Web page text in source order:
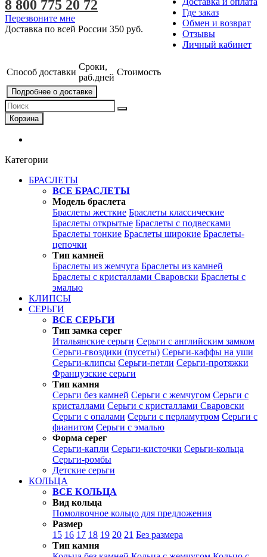
Где заказ
Обмен и возврат
Отзывы
Личный кабинет
8 800 775 20 72
Перезвоните мне
Доставка по всей России 350 руб.
Способ доставки
Сроки,
раб.дней
Стоимость
Подробнее о доставке
Корзина
Категории
БРАСЛЕТЫ
ВСЕ БРАСЛЕТЫ
Модель браслета
Браслеты жесткие Браслеты классические
Браслеты открытые Браслеты с подвесками
Браслеты тонкие Браслеты широкие Браслеты-
цепочки
Тип камней
Браслеты из жемчуга Браслеты из камней
Браслеты с кристаллами Сваровски Браслеты с
эмалью
КЛИПСЫ
СЕРЬГИ
ВСЕ СЕРЬГИ
Тип замка серег
Итальянские серьги Серьги с английским замком
Серьги-гвоздики (пусеты) Серьги-каффы на уши
Серьги-клипсы Серьги-петли Серьги-протяжки
Французские серьги
Тип камня
Серьги без камней Серьги с жемчугом Серьги с
кристаллами Серьги с кристаллами Сваровски
Серьги с опалами Серьги с перламутром Серьги с
фианитом Серьги с эмалью
Форма серег
Серьги-капли Серьги-кисточки Серьги-кольца
Серьги-ромбы
Детские серьги
КОЛЬЦА
ВСЕ КОЛЬЦА
Вид кольца
Помолвочное кольцо для предложения
Размер
15 16 17 18 19 20 21 Без размера
Тип камня